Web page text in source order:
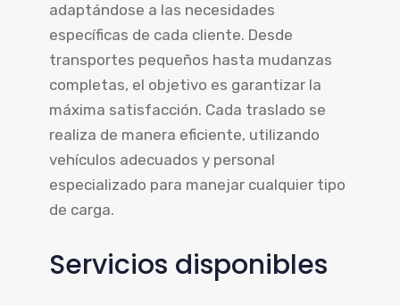
adaptándose a las necesidades
específicas de cada cliente. Desde
transportes pequeños hasta mudanzas
completas, el objetivo es garantizar la
máxima satisfacción. Cada traslado se
realiza de manera eficiente, utilizando
vehículos adecuados y personal
especializado para manejar cualquier tipo
de carga.
Servicios disponibles